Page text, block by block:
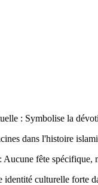
: Symbolise la
dans l'histoire
Aucune fête
culturelle forte